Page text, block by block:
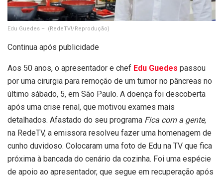
Edu Guedes – (RedeTV!/Reprodução)
Continua após publicidade
Aos 50 anos, o apresentador e chef Edu Guedes passou
por uma cirurgia para remoção de um tumor no pâncreas no
último sábado, 5, em São Paulo. A doença foi descoberta
após uma crise renal, que motivou exames mais
detalhados. Afastado do seu programa Fica com a gente,
na RedeTV, a emissora resolveu fazer uma homenagem de
cunho duvidoso. Colocaram uma foto de Edu na TV que fica
próxima à bancada do cenário da cozinha. Foi uma espécie
de apoio ao apresentador, que segue em recuperação após